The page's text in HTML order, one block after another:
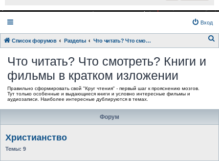
Вход
Список форумов Разделы Что читать? Что смотреть? Книги и фильмы в кратком изложении
Что читать? Что смотреть? Книги и
фильмы в кратком изложении
Правильно сформировать свой "Круг чтения" - первый шаг к прояснению мозгов.
Тут только особенные и выдающиеся книги и условно интересные фильмы и
аудиозаписи. Наиболее интересные дублируются в темах.
Форум
Христианство
Темы: 9